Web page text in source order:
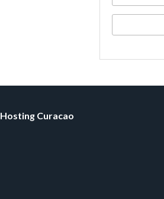
Hosting Curacao